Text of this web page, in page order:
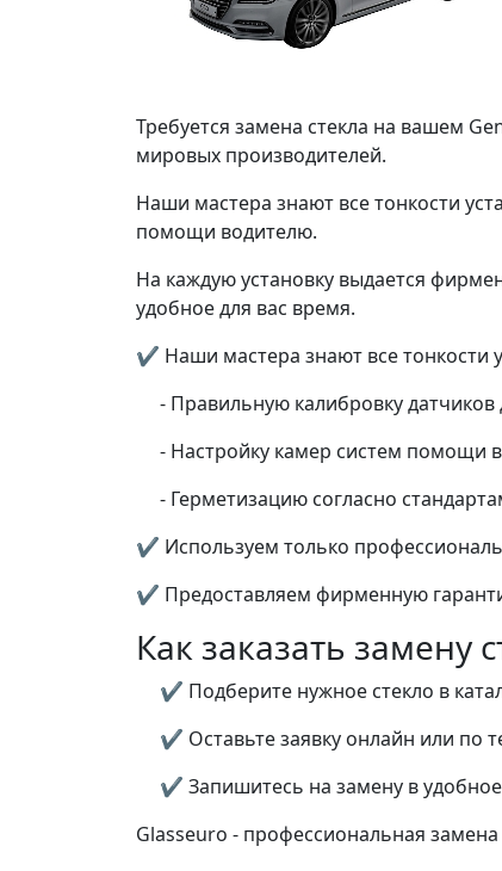
Требуется замена стекла на вашем
мировых производителей.
Наши мастера знают все тонкости
помощи водителю.
На каждую установку выдается
удобное для вас время.
✔ Наши мастера знают все тонкости
- Правильную калибровку датчиков
- Настройку камер систем помощи
- Герметизацию согласно
✔ Используем только
✔ Предоставляем фирменную
Как заказать замену
✔ Подберите нужное стекло в
✔ Оставьте заявку онлайн или по
✔ Запишитесь на замену в
Glasseuro - профессиональная замена